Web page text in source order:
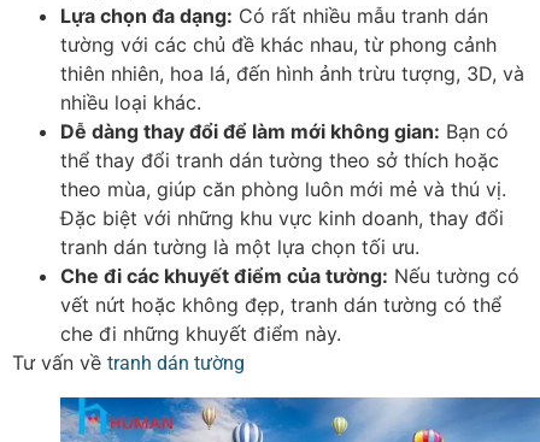
Lựa chọn đa dạng: Có rất nhiều mẫu tranh dán
tường với các chủ đề khác nhau, từ phong cảnh
thiên nhiên, hoa lá, đến hình ảnh trừu tượng, 3D, và
nhiều loại khác.
Dễ dàng thay đổi để làm mới không gian: Bạn có
thể thay đổi tranh dán tường theo sở thích hoặc
theo mùa, giúp căn phòng luôn mới mẻ và thú vị.
Đặc biệt với những khu vực kinh doanh, thay đổi
tranh dán tường là một lựa chọn tối ưu.
Che đi các khuyết điểm của tường: Nếu tường có
vết nứt hoặc không đẹp, tranh dán tường có thể
che đi những khuyết điểm này.
Tư vấn về tranh dán tường